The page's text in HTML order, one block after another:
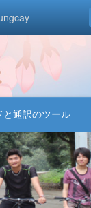
と通訳のツール